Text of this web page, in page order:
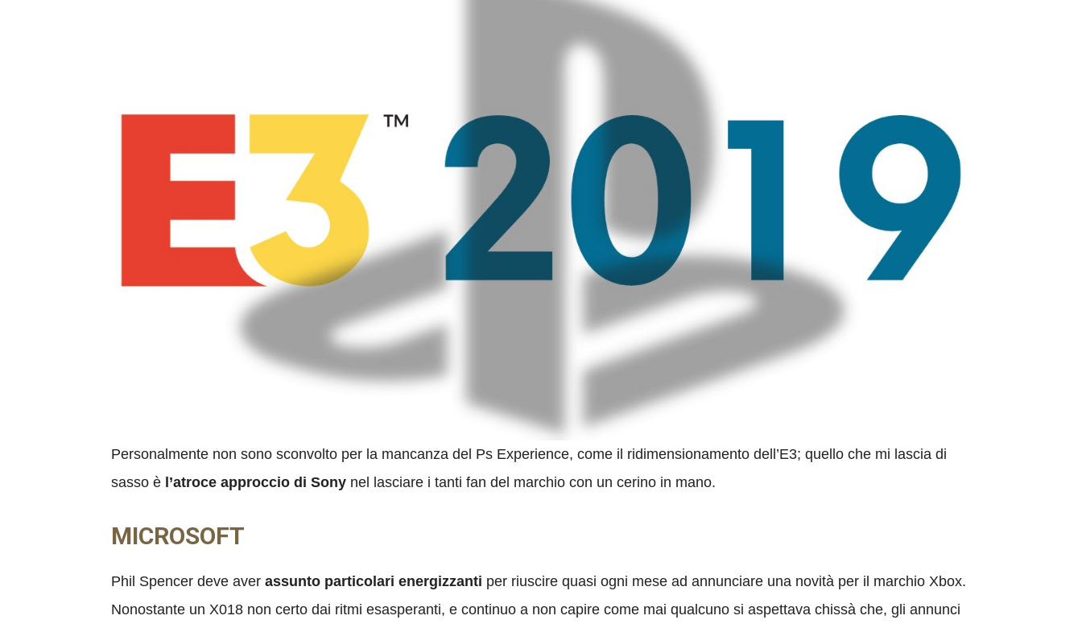
Personalmente non sono sconvolto per la mancanza del Ps Experience, come il ridimensionamento dell’E3; quello che mi lascia di
sasso è l’atroce approccio di Sony nel lasciare i tanti fan del marchio con un cerino in mano.
MICROSOFT
Phil Spencer deve aver assunto particolari energizzanti per riuscire quasi ogni mese ad annunciare una novità per il marchio Xbox.
Nonostante un X018 non certo dai ritmi esasperanti, e continuo a non capire come mai qualcuno si aspettava chissà che, gli annunci